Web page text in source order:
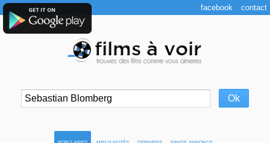
facebook contact